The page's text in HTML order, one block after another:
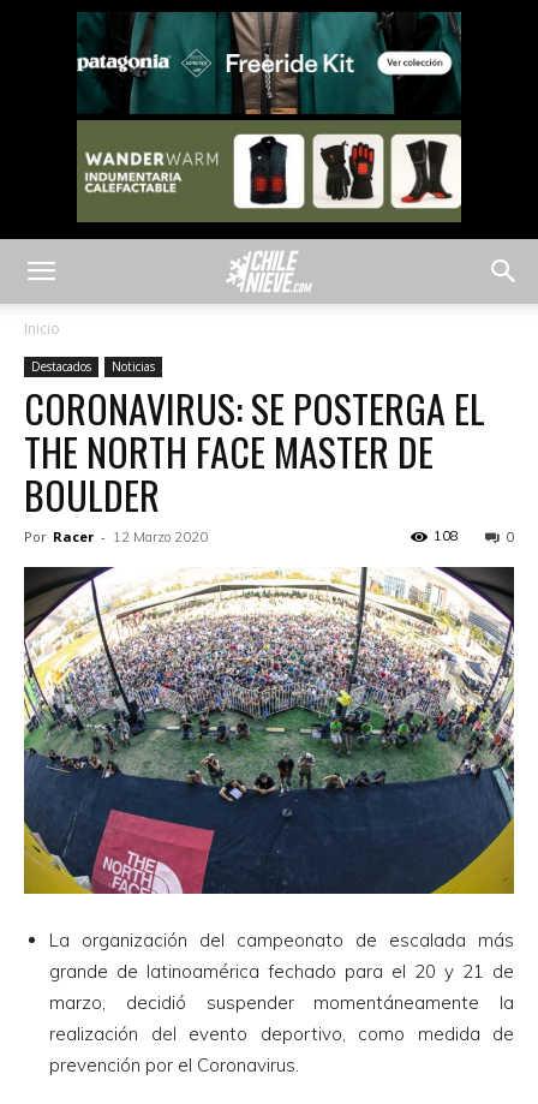
Inicio
Destacados Noticias
CORONAVIRUS: SE POSTERGA EL
THE NORTH FACE MASTER DE
BOULDER
Por Racer - 12 Marzo 2020 0
108
La organización del campeonato de escalada más
grande de latinoamérica fechado para el 20 y 21 de
marzo, decidió suspender momentáneamente la
realización del evento deportivo, como medida de
prevención por el Coronavirus.